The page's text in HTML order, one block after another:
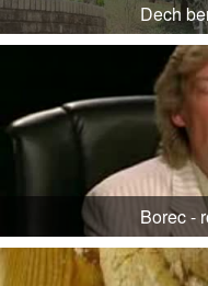
Dech
Borec -